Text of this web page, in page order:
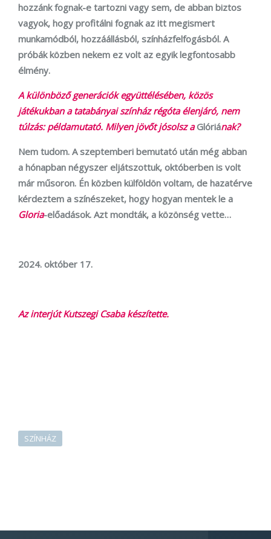
hozzánk fognak-e tartozni vagy sem, de abban biztos
vagyok, hogy profitálni fognak az itt megismert
munkamódból, hozzáállásból, színházfelfogásból. A
próbák közben nekem ez volt az egyik legfontosabb
élmény.
A különböző generációk együttélésében, közös
játékukban a tatabányai színház régóta élenjáró, nem
túlzás: példamutató. Milyen jövőt jósolsz aGlóriának?
Nem tudom. A szeptemberi bemutató után még abban
a hónapban négyszer eljátszottuk, októberben is volt
már műsoron. Én közben külföldön voltam, de hazatérve
kérdeztem a színészeket, hogy hogyan mentek le a
Gloria-előadások. Azt mondták, a közönség vette…
2024. október 17.
Az interjút Kutszegi Csaba készítette.
SZÍNHÁZ